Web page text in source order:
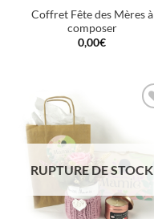
Coffret Fête des Mères à
composer
0,00€
RUPTURE DE STOCK